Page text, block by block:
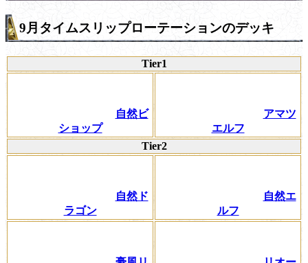
9月タイムスリップローテーションのデッキ
Tier1
自然ビ
ショップ
アマツ
エルフ
Tier2
自然ド
ラゴン
自然エ
ルフ